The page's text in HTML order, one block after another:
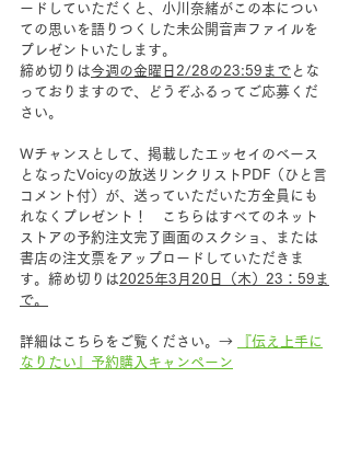
ードしていただくと、小川奈緒がこの本につい
ての思いを語りつくした未公開音声ファイルを
プレゼントいたします。
締め切りは今週の金曜日2/28の23:59まで とな
っておりますので、どうぞふるってご応募くだ
さい。
Wチャンスとして、掲載したエッセイのベース
となったVoicyの放送リンクリストPDF（ひと言
コメント付）が、送っていただいた方全員にも
れなくプレゼント！　こちらはすべてのネット
ストアの予約注文完了画面のスクショ、または
書店の注文票をアップロードしていただきま
す。締め切りは2025年3月20日（木）23：59ま
で。
詳細はこちらをご覧ください。→
『伝え上手に
なりたい』予約購入キャンペーン